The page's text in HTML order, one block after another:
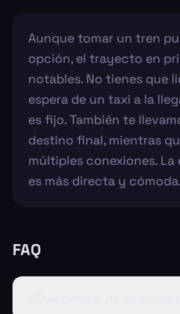
Aunque tomar un tren
opción, el trayecto en
notables. No tienes que
espera de un taxi a la
es fijo. También te
destino final, mientras
múltiples conexiones. La
es más directa y cómoda.
FAQ